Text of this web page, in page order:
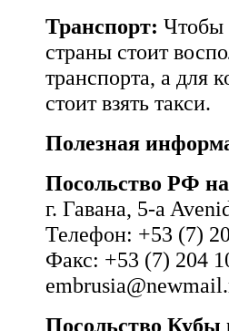
Транспорт: Чтобы
страны стоит
транспорта, а для
стоит взять такси.
Полезная
Посольство РФ
г. Гавана, 5-a
Телефон: +53 (7)
Факс: +53 (7) 204
Посольство